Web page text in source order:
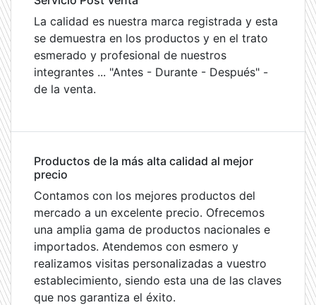
La calidad es nuestra marca registrada y esta
se demuestra en los productos y en el trato
esmerado y profesional de nuestros
integrantes ... "Antes - Durante - Después" -
de la venta.
Productos de la más alta calidad al mejor
precio
Contamos con los mejores productos del
mercado a un excelente precio. Ofrecemos
una amplia gama de productos nacionales e
importados. Atendemos con esmero y
realizamos visitas personalizadas a vuestro
establecimiento, siendo esta una de las claves
que nos garantiza el éxito.